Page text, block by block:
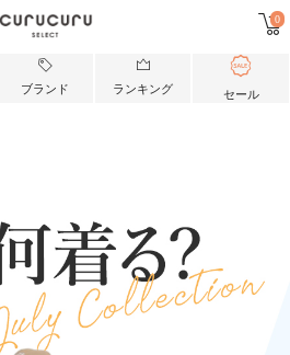
0
ブランド ランキング セール